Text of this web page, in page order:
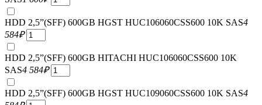
HDD 2,5”(SFF) 600GB HGST HUC106060CSS600 10K SAS4
584₽
HDD 2,5”(SFF) 600GB HITACHI HUC106060CSS600 10K
SAS4 584₽
HDD 2,5”(SFF) 600GB HGST HUC109060CSS600 10K SAS4